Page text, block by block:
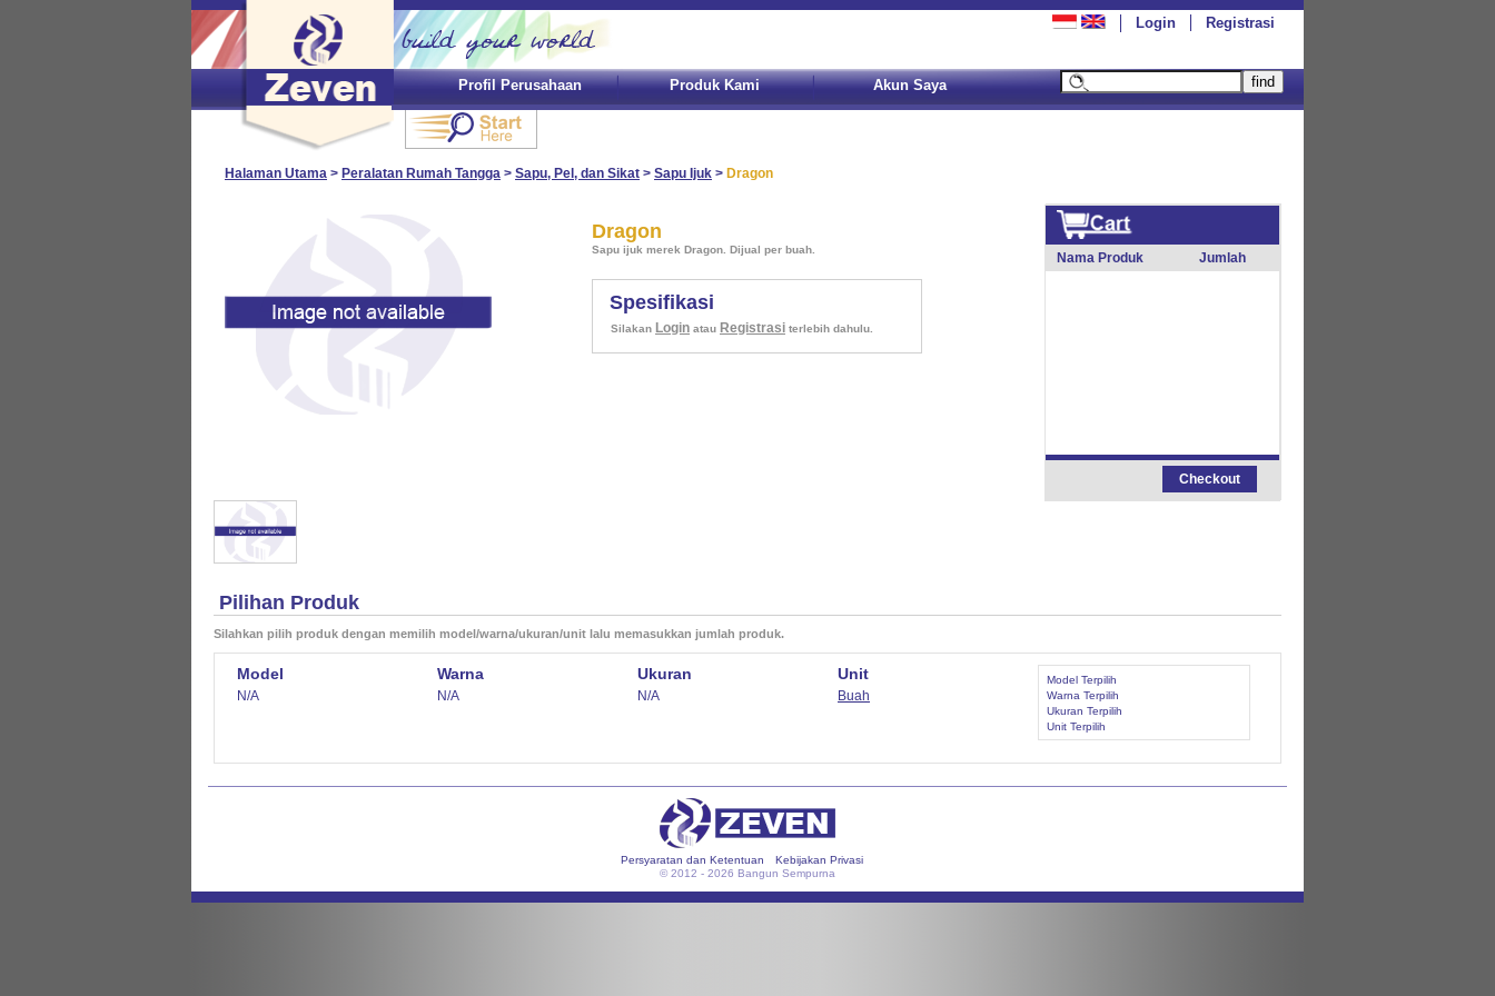
Login Registrasi
Profil Perusahaan Produk Kami Akun Saya
Halaman Utama > Peralatan Rumah Tangga > Sapu, Pel, dan Sikat > Sapu Ijuk > Dragon
Dragon
Sapu ijuk merek Dragon. Dijual per buah.
Spesifikasi
Silakan Login atau Registrasi terlebih dahulu.
Nama Produk Jumlah
Checkout
Pilihan Produk
Silahkan pilih produk dengan memilih model/warna/ukuran/unit lalu memasukkan jumlah produk.
Model
N/A
Warna
N/A
Ukuran
N/A
Unit
Buah
Model Terpilih
Warna Terpilih
Ukuran Terpilih
Unit Terpilih
Persyaratan dan Ketentuan
Kebijakan Privasi
© 2012 - 2026 Bangun Sempurna